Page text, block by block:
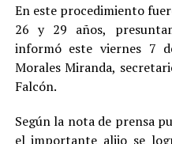
En este procedimiento
26 y 29 años,
informó este viernes 7
Morales Miranda,
Falcón.
Según la nota de prensa
el importante alijo se